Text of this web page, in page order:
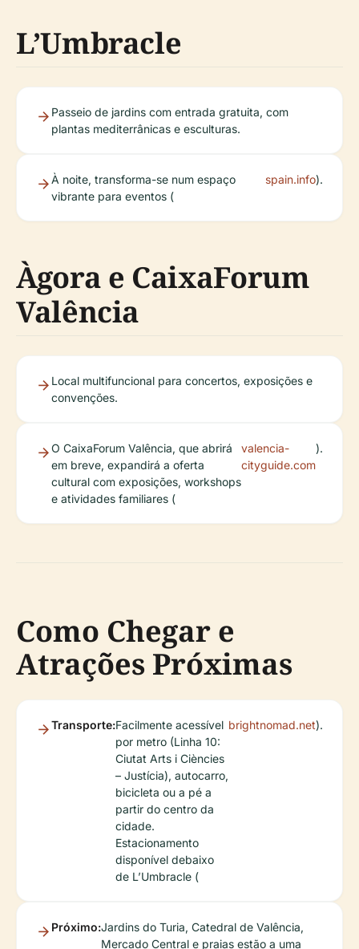
L’Umbracle
Passeio de jardins com entrada gratuita, com
plantas mediterrânicas e esculturas.
À noite, transforma-se num espaço
vibrante para eventos (
spain.info).
Àgora e CaixaForum
Valência
Local multifuncional para concertos, exposições e
convenções.
O CaixaForum Valência, que abrirá
em breve, expandirá a oferta
cultural com exposições, workshops
e atividades familiares (
valencia-
cityguide.com
).
Como Chegar e
Atrações Próximas
Transporte:Facilmente acessível
por metro (Linha 10:
Ciutat Arts i Ciències
– Justícia), autocarro,
bicicleta ou a pé a
partir do centro da
cidade.
Estacionamento
disponível debaixo
de L’Umbracle (
brightnomad.net).
Próximo:Jardins do Turia, Catedral de Valência,
Mercado Central e praias estão a uma